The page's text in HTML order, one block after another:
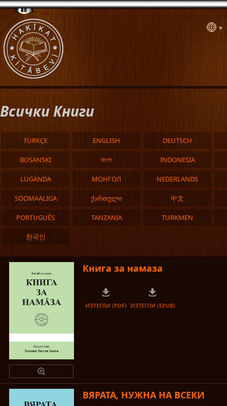
▼
Всички Книги
TÜRKÇE ENGLISH DEUTSCH
BOSANSKI বাংলা INDONESIA
LUGANDA МОНГОЛ NEDERLANDS
SOOMAALIGA ქართული 中文
PORTUGUÊS TANZANIA TURKMEN
한국인
Книга за намаза
ИЗТЕГЛИ (PDF) ИЗТЕГЛИ (EPUB)
ВЯРАТА, НУЖНА НА ВСЕКИ